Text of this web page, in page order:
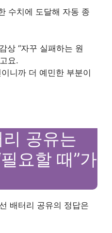
수치에 도달해 자동 종
상 “자꾸 실패하는 원
요.
니까 더 예민한 부분이
공유는
요할 때”가
배터리 공유의 정답은